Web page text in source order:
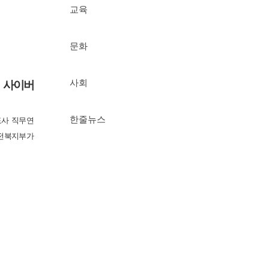
교육
문화
사회
한줄뉴스
이버
직무연
북지부가